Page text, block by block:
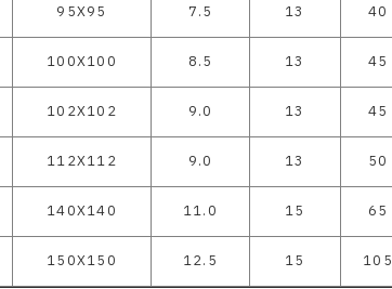
95X95 7.5 13 40
100X100 8.5 13 45
102X102 9.0 13 45
112X112 9.0 13 50
140X140 11.0 15 65
150X150 12.5 15 105